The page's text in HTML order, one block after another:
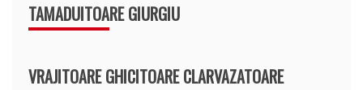
TAMADUITOARE GIURGIU
VRAJITOARE GHICITOARE CLARVAZATOARE